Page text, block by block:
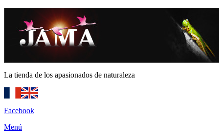
La tienda de los apasionados de naturaleza
Facebook
Menú